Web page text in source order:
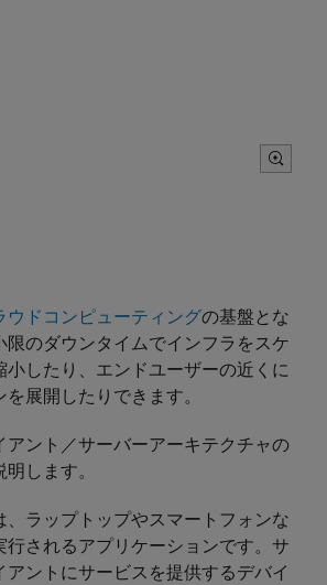
ウドコンピューティングの基盤とな
限のダウンタイムでインフラをスケ
小したり、エンドユーザーの近くに
展開したりできます。
アント／サーバーアーキテクチャの
します。
、ラップトップやスマートフォンな
行されるアプリケーションです。サ
アントにサービスを提供するデバイ